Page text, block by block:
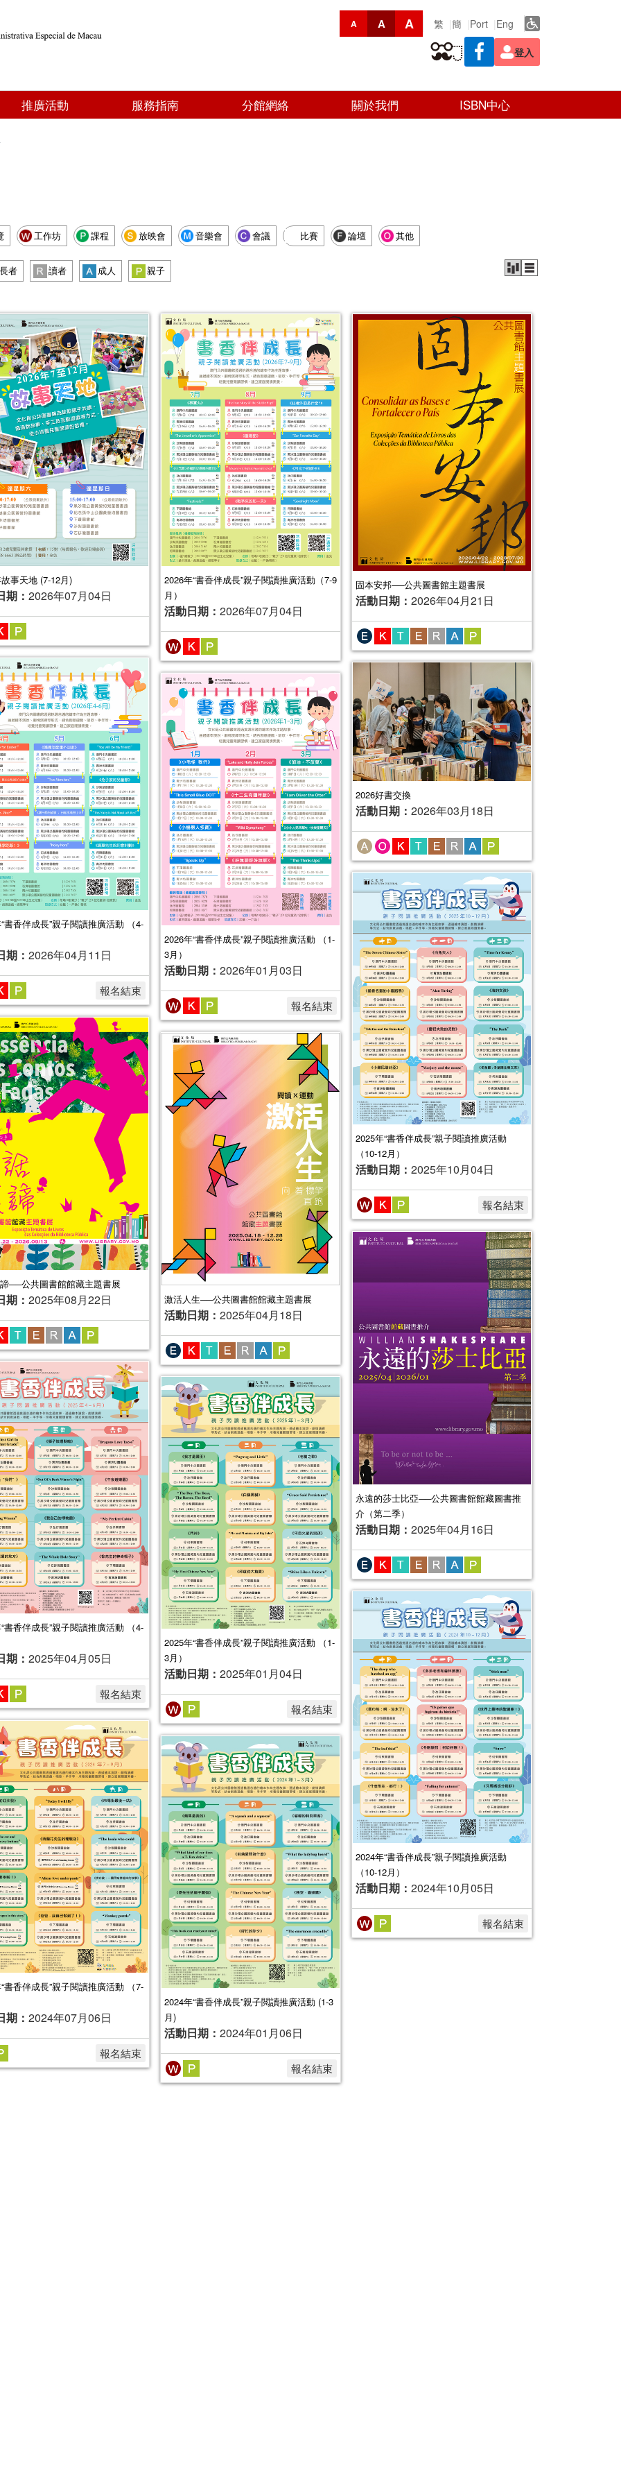
A A A 繁 簡 Port Eng
登入
推廣活動 服務指南 分館網絡 關於我們 ISBN中心
工作坊 課程 放映會 音樂會 會議 比賽 論壇 其他
長者 讀者 成人 親子
事天地 (7-12月)
期： 2026年07月04日
2026年“書香伴成長”親子閱讀推廣活動（7-9
月）
活動日期： 2026年07月04日
固本安邦──公共圖書館主題書展
活動日期： 2026年04月21日
書香伴成長”親子閱讀推廣活動 （4-
期： 2026年04月11日
報名結束
2026好書交換
活動日期： 2026年03月18日
2026年“書香伴成長”親子閱讀推廣活動 （1-
3月）
活動日期： 2026年01月03日
報名結束
2025年“書香伴成長”親子閱讀推廣活動
（10-12月）
活動日期： 2025年10月04日
報名結束
──公共圖書館館藏主題書展
期： 2025年08月22日 激活人生──公共圖書館館藏主題書展
活動日期： 2025年04月18日
永遠的莎士比亞──公共圖書館館藏圖書推
介（第二季）
活動日期： 2025年04月16日
書香伴成長”親子閱讀推廣活動 （4-
期： 2025年04月05日
報名結束
2025年“書香伴成長”親子閱讀推廣活動 （1-
3月）
活動日期： 2025年01月04日
報名結束
2024年“書香伴成長”親子閱讀推廣活動
（10-12月）
活動日期： 2024年10月05日
報名結束
書香伴成長”親子閱讀推廣活動 （7-
期： 2024年07月06日
報名結束
2024年“書香伴成長”親子閲讀推廣活動 (1-3
月)
活動日期： 2024年01月06日
報名結束